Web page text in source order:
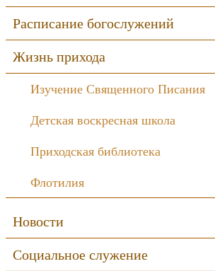
Расписание богослужений
Жизнь прихода
Изучение Священного Писания
Детская воскресная школа
Приходская библиотека
Флотилия
Новости
Социальное служение